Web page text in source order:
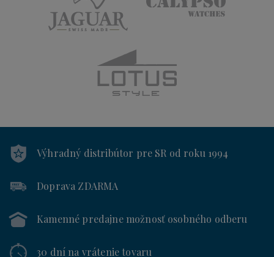
Výhradný distribútor pre SR od roku 1994
Doprava ZDARMA
Kamenné predajnemožnosť osobného odberu
30 dní na vrátenie tovaru